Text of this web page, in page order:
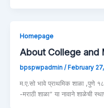
Homepage
About College and
bpspwpadmin / February
म.ए.सो भावे प्राथमिक शाळा ,पुणे
-मराठी शाळा” या नावाने शाळेची